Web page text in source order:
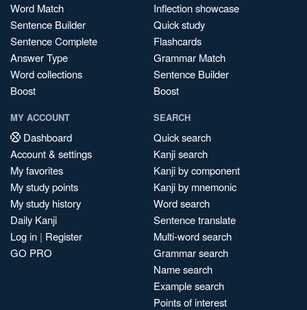
Word Match
Sentence Builder
Sentence Complete
Answer Type
Word collections
Boost
Inflection showcase
Quick study
Flashcards
Grammar Match
Sentence Builder
Boost
MY ACCOUNT
Dashboard
Account & settings
My favorites
My study points
My study history
Daily Kanji
Log in | Register
GO PRO
SEARCH
Quick search
Kanji search
Kanji by component
Kanji by mnemonic
Word search
Sentence translate
Multi-word search
Grammar search
Name search
Example search
Points of interest